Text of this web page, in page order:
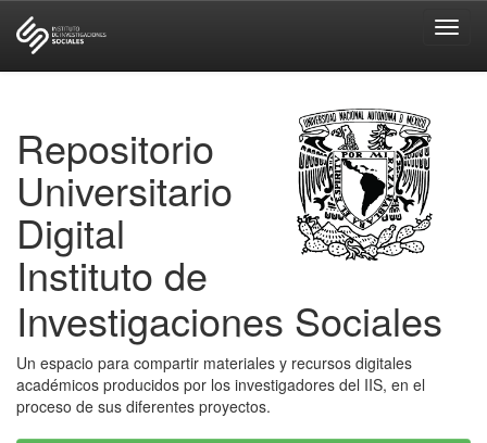
Repositorio
Universitario
Digital
Instituto de
Investigaciones Sociales
Un espacio para compartir materiales y recursos digitales
académicos producidos por los investigadores del IIS, en el
proceso de sus diferentes proyectos.